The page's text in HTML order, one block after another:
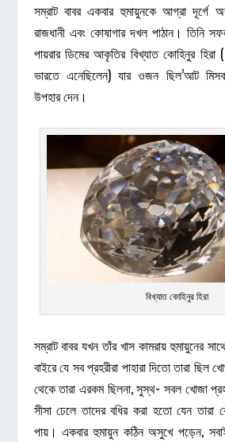
সম্রাট বাবর একবার হুমায়ুনকে আগ্রা দূর্গে
রাজধানী এবং কোষাগার দখল পাঠান। তিনি
পায়রার ডিমের আকৃতির বিখ্যাত কোহিনুর হিরা
ভারতে এনেছিলেন) যার ওজন ছিল’আট
উপহার দেন।
বিখ্যাত কোহিনুর হিরা
সম্রাট বাবর যখন তাঁর খাস কামরায় হুমায়ুনের
বাইরে যে সব প্রহরীরা পাহারা দিতো তারা ছিল
থেকে তারা এরকম ছিলনা, সুস্থ- সবল খোজা
সীসা ঢেলে তাদের বধির করা হতো যেন তারা
পায়। একবার হুমায়ুন কঠিন অসুখে পড়েন,